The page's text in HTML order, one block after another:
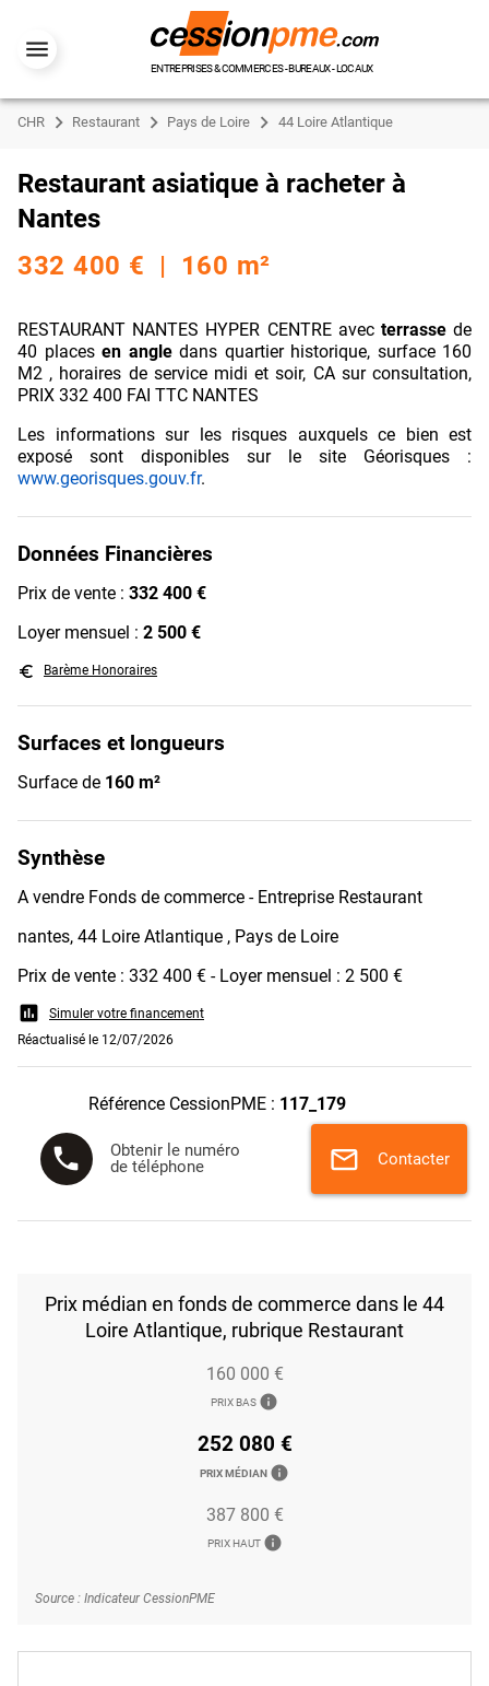
ENTREPRISES & COMMERCES - BUREAUX - LOCAUX
CHR Restaurant Pays de Loire 44 Loire Atlantique
Restaurant asiatique à racheter à
Nantes
332 400 € | 160 m²
RESTAURANT NANTES HYPER CENTRE avecterrassede
40 places en angledans quartier historique, surface 160
M2 , horaires de service midi et soir, CA sur consultation,
PRIX 332 400 FAI TTC NANTES
Les informations sur les risques auxquels ce bien est
exposé sont disponibles sur le site Géorisques :
www.georisques.gouv.fr.
Données Financières
Prix de vente : 332 400 €
Loyer mensuel : 2 500 €
euro_symbol Barème Honoraires
Surfaces et longueurs
Surface de 160 m²
Synthèse
A vendre Fonds de commerce - Entreprise Restaurant
nantes, 44 Loire Atlantique , Pays de Loire
Prix de vente : 332 400 € - Loyer mensuel : 2 500 €
assessment
Simuler votre financement
Réactualisé le 12/07/2026
Référence CessionPME : 117_179
phone
Obtenir le numéro
de téléphone
mail Contacter
Prix médian en fonds de commerce dans le 44
Loire Atlantique, rubrique Restaurant
160 000 €
PRIX BAS info
252 080 €
PRIX MÉDIAN info
387 800 €
PRIX HAUT info
Source : Indicateur CessionPME